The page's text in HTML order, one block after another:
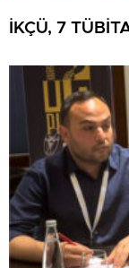
İKÇÜ, 7